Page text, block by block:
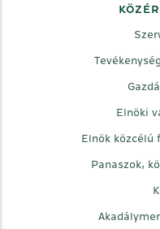
Elnöki
Elnök közcélú
Panaszok,